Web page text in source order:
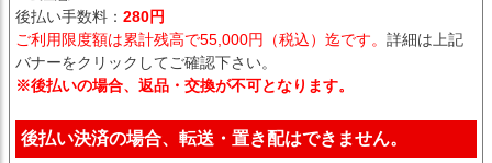
後払い手数料： 280円
ご利用限度額は累計残高で55,000円（税込）迄です。 詳細は上記
バナーをクリックしてご確認下さい。
※後払いの場合、返品・交換が不可となります。
後払い決済の場合、転送・置き配はできません。